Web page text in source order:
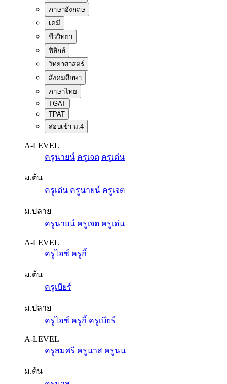
ภาษาอังกฤษ
เคมี
ชีววิทยา
ฟิสิกส์
วิทยาศาสตร์
สังคมศึกษา
ภาษาไทย
TGAT
TPAT
สอบเข้า ม.4
A-LEVEL
ครูนายน์ ครูเจต ครูเด่น
ม.ต้น
ครูเด่น ครูนายน์ ครูเจต
ม.ปลาย
ครูนายน์ ครูเจต ครูเด่น
A-LEVEL
ครูไอซ์ ครูกี้
ม.ต้น
ครูเบียร์
ม.ปลาย
ครูไอซ์ ครูกี้ ครูเบียร์
A-LEVEL
ครูสมศรี ครูนาส ครูนน
ม.ต้น